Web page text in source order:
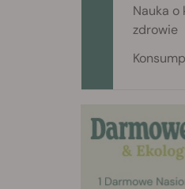
Nauka o
zdrowie